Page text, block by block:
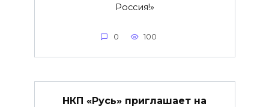
Россия!»
0 100
НКП «Русь» приглашает на